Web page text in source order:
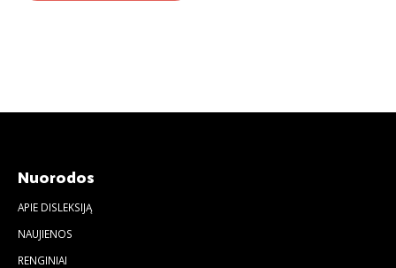
Nuorodos
APIE DISLEKSIJĄ
NAUJIENOS
RENGINIAI